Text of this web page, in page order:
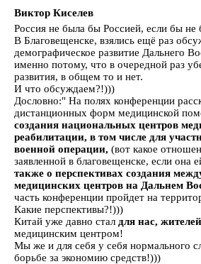
Виктор Киселев
Россия не была бы Россией, если бы не
В Благовещенске, взялись ещё раз
демографическое развитие Дальнего
именно потому, что в очередной раз
развития, в общем то и нет.
И что обсуждаем?!)))
Дословно:" На полях конференции
дистанционных форм медицинской
создания национальных центров
реабилитации, в том числе для
военной операции, (вот какое
заявленной в благовещенске, если она
также о перспективах создания
медицинских центров на Дальнем
часть конференции пройдет на
Какие перспективы?!)))
Китай уже давно стал для нас,
медицинским центром!
Мы же и для себя у себя нормального
борьбе за экономию средств!)))